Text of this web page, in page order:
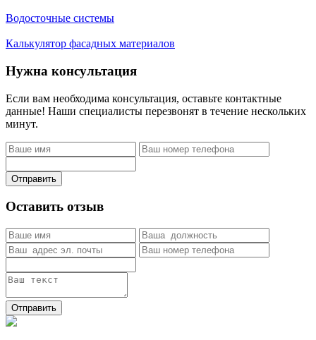
Водосточные системы
Калькулятор фасадных материалов
Нужна консультация
Если вам необходима консультация, оставьте контактные
данные! Наши специалисты перезвонят в течение нескольких
минут.
Отправить
Оставить отзыв
Отправить